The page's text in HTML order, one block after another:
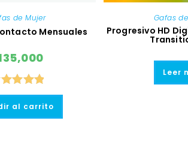
de Mujer
Mensuales
5.00de
al carrito
Gafas
Progresivo HD
Leer